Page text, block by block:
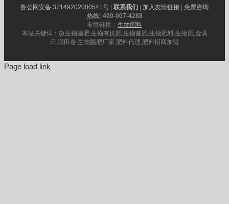
鲁公网安备 37149202000541号 联系我们 加入友情链接
免费咨询
热线: 400-007-4288
友情链接： 生物肥料
本站关键词：微生物菌肥,生物有机肥,生物菌肥,生物肥料,生物肥,金满
田,满田春,生物菌肥厂家,肥料代理,肥料招商加盟
Page load link